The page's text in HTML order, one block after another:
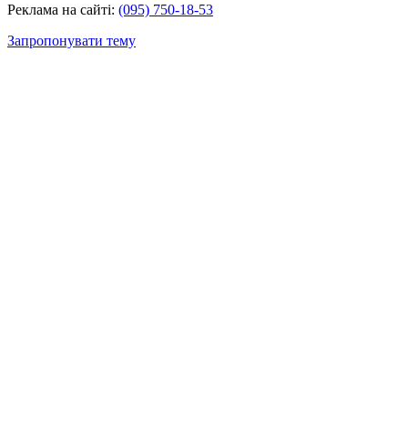
Реклама на сайті: (095) 750-18-53
Запропонувати тему